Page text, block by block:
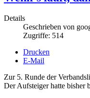
Details
Geschrieben von
Zugriffe: 514
Drucken
E-Mail
Zur 5. Runde der
Der Aufsteiger hatte bisher